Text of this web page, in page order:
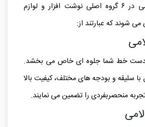
دهد. محصولات لامی در ۶ گروه اصلی نوشت افزار و لوازم
شوند که عبارتند از:
دست خط شما جلوه ای خاص می بخشد.
سلیقه و بودجه های مختلف، کیفیت بالا
منحصربفردی را تضمین می نمایند.